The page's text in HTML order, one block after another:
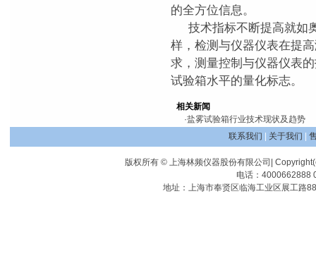
的全方位信息。
技术指标不断提高就如
样，检测与仪器仪表在提
求，测量控制与仪器仪表
试验箱水平的量化标志。
相关新闻
·盐雾试验箱行业技术现状及趋势
联系我们
关于我们
版权所有 © 上海林频仪器股份有限公司|
电话：4000662888
地址：上海市奉贤区临海工业区展工路